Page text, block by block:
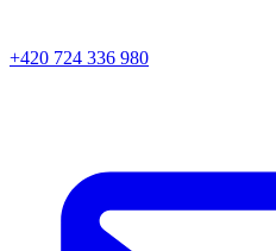
+420 724 336 980